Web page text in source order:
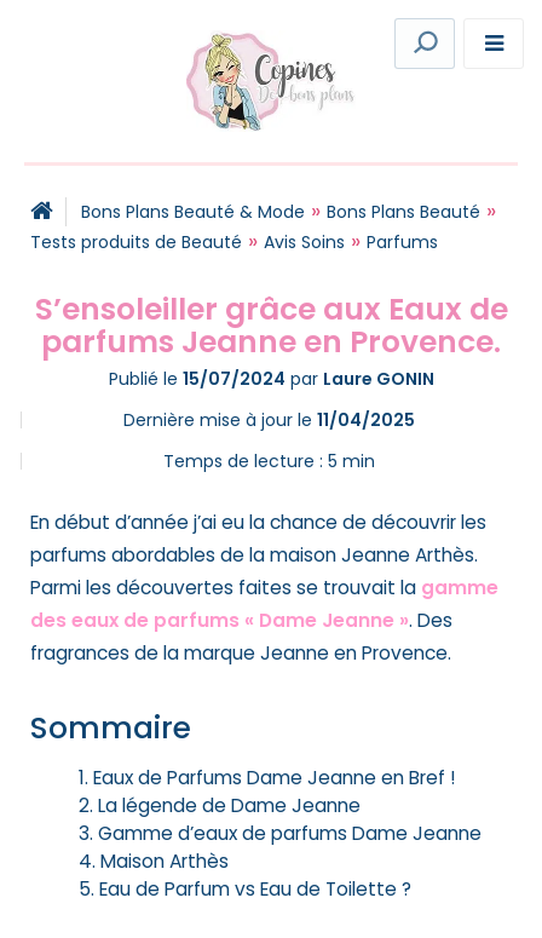
Bons Plans Beauté & Mode » Bons Plans Beauté »
Tests produits de Beauté » Avis Soins » Parfums
S’ensoleiller grâce aux Eaux de
parfums Jeanne en Provence.
Publié le 15/07/2024 par Laure GONIN
Dernière mise à jour le 11/04/2025
Temps de lecture : 5 min
En début d’année j’ai eu la chance de découvrir les
parfums abordables de la maison Jeanne Arthès.
Parmi les découvertes faites se trouvait la gamme
des eaux de parfums « Dame Jeanne ». Des
fragrances de la marque Jeanne en Provence.
Sommaire
Eaux de Parfums Dame Jeanne en Bref !
La légende de Dame Jeanne
Gamme d’eaux de parfums Dame Jeanne
Maison Arthès
Eau de Parfum vs Eau de Toilette ?